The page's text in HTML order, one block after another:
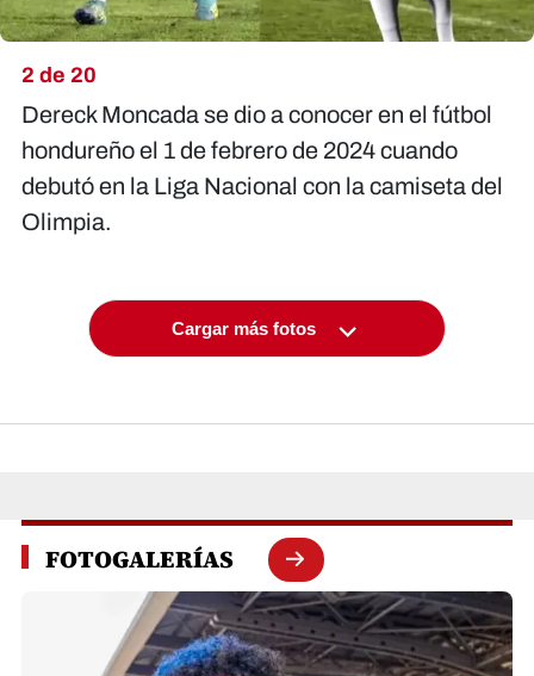
2 de 20
Dereck Moncada se dio a conocer en el fútbol
hondureño el 1 de febrero de 2024 cuando
debutó en la Liga Nacional con la camiseta del
Olimpia.
Cargar más fotos
FOTOGALERÍAS